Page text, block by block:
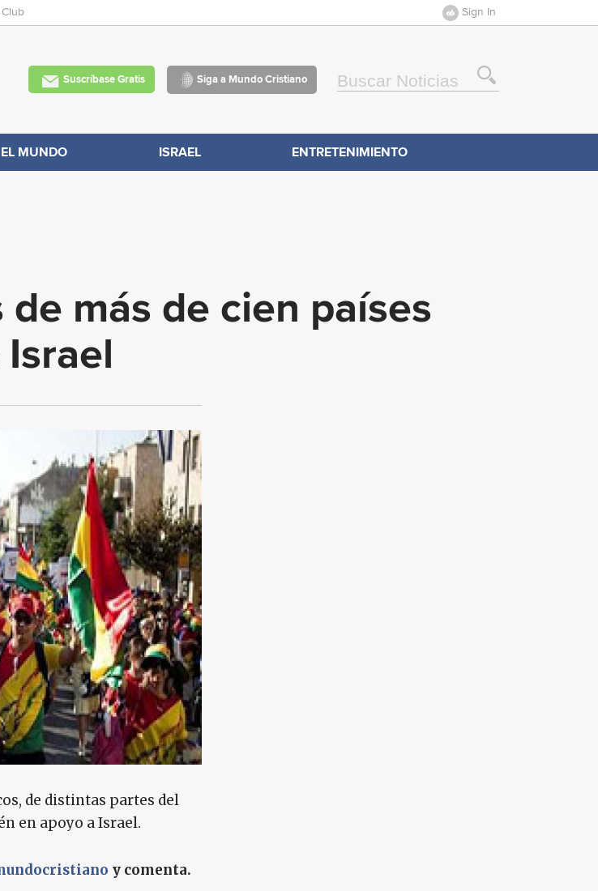
Sign In
Suscríbase Gratis Siga a Mundo Cristiano
EL MUNDO ISRAEL ENTRETENIMIENTO
más de cien países
de distintas partes del
en apoyo a Israel.
y comenta.